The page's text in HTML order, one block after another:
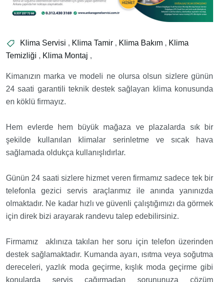
Klima Servisi , Klima Tamir , Klima Bakım , Klima
Temizliği , Klima Montaj ,
Kimanızın marka ve modeli ne olursa olsun sizlere günün
24 saati garantili teknik destek sağlayan klima konusunda
en köklü firmayız.
Hem evlerde hem büyük mağaza ve plazalarda sık bir
şekilde kullanılan klimalar serinletme ve sıcak hava
sağlamada oldukça kullanışlıdırlar.
Günün 24 saati sizlere hizmet veren firmamız sadece tek bir
telefonla gezici servis araçlarımız ile anında yanınızda
olmaktadır. Ne kadar hızlı ve güvenli çalıştığımızı da görmek
için direk bizi arayarak randevu talep edebilirsiniz.
Firmamız aklınıza takılan her soru için telefon üzerinden
destek sağlamaktadır. Kumanda ayarı, ısıtma veya soğutma
dereceleri, yazlık moda geçirme, kışlık moda geçirme gibi
konularda servis çağırmadan sorununuza çözüm